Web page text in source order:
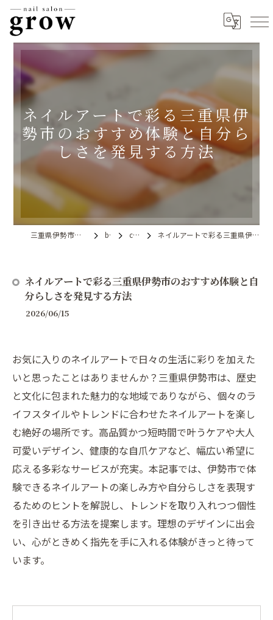
ネイルアートで彩る三重県伊
勢市のおすすめ体験と自分ら
しさを発見する方法
三重県伊勢市のネイルならnail salon grow blog column ネイルアートで彩る三重県伊勢市のおすすめ体験と自分らしさを発見する方法
ネイルアートで彩る三重県伊勢市のおすすめ体験と自
分らしさを発見する方法
2026/06/15
お気に入りのネイルアートで日々の生活に彩りを加えた
いと思ったことはありませんか？三重県伊勢市は、歴史
と文化に包まれた魅力的な地域でありながら、個々のラ
イフスタイルやトレンドに合わせたネイルアートを楽し
む絶好の場所です。高品質かつ短時間で叶うケアや大人
可愛いデザイン、健康的な自爪ケアなど、幅広い希望に
応える多彩なサービスが充実。本記事では、伊勢市で体
験できるネイルアートの楽しみ方や自分らしさを表現す
るためのヒントを解説し、トレンドを取り入れつつ個性
を引き出せる方法を提案します。理想のデザインに出会
い、心がときめく指先を手に入れる体験がきっと待って
います。